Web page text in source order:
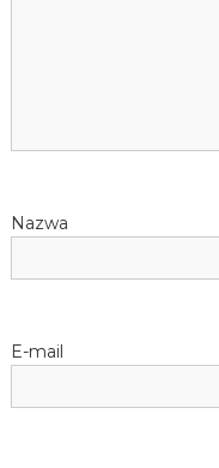
Nazwa
E-mail